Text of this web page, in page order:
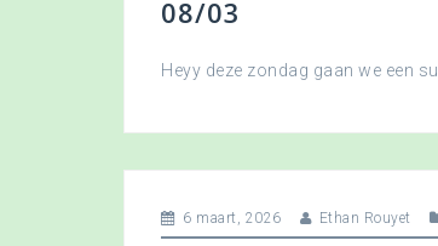
08/03
Heyy deze zondag gaan we een
6 maart, 2026 Ethan Rouyet